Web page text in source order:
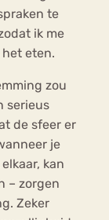
te
ik me
eten.
zou
serieus
de sfeer er
je
kan
– zorgen
Zeker